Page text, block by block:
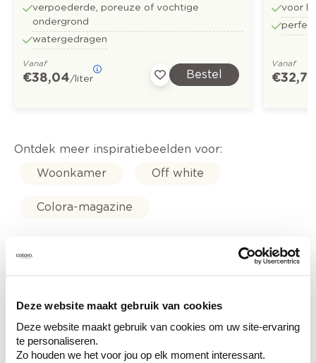
Deze website maakt gebruik van cookies
Deze website maakt gebruik van cookies om uw site-ervaring
te personaliseren.
Zo houden we het voor jou op elk moment interessant.
verpoederde, poreuze of vochtige
ondergrond
watergedragen
Vanaf
€ 38,04/liter Bestel
voor
Vanaf
€ 32,73
Ontdek meer inspiratiebeelden voor:
Woonkamer
Off white
Colora-magazine
Ga samen met de kleuradviseur door je
ruimtes.
Krijg kleuradvies op basis van de lichtinval